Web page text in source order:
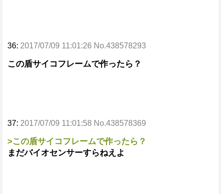
36: 2017/07/09 11:01:26 No.438578293
この盾サイコフレームで作ったら？
37: 2017/07/09 11:01:58 No.438578369
>この盾サイコフレームで作ったら？
まだバイオセンサーすらねえよ